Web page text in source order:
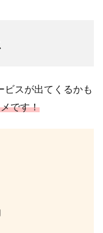
ビスが出てくるかも
です！